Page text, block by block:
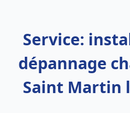
Service:
dépannage
Saint Martin